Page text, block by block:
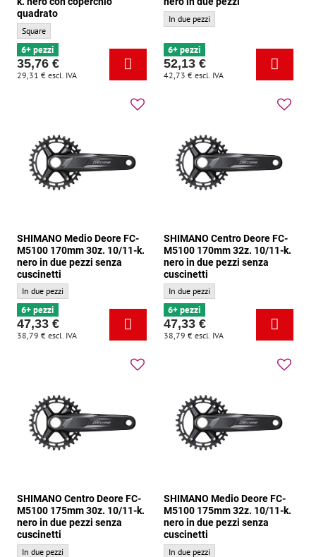
quadrato
SHIMANO Centro Acera FC-M371 175mm 48/36/26z. 9-k. nero con coperchio
Square
6+ pezzi
35,76 €
29,31 € escl. IVA
SHIMANO Centro Deore FC-M4100
In due pezzi
6+ pezzi
52,13 €
42,73 € escl. IVA
SHIMANO Medio Deore FC-
M5100 170mm 30z. 10/11-k.
nero in due pezzi senza
cuscinetti
SHIMANO Medio Deore FC-M5100 170mm 30z. 10/11-k. nero in due pezzi senza
In due pezzi
6+ pezzi
47,33 €
38,79 € escl. IVA
SHIMANO Centro Deore FC-
M5100 170mm 32z. 10/11-k.
nero in due pezzi senza
cuscinetti
SHIMANO Centro Deore FC-M5100
In due pezzi
6+ pezzi
47,33 €
38,79 € escl. IVA
SHIMANO Centro Deore FC-
M5100 175mm 30z. 10/11-k.
nero in due pezzi senza
cuscinetti
SHIMANO Centro Deore FC-M5100 175mm 30z. 10/11-k. nero in due pezzi
In due pezzi
SHIMANO Medio Deore FC-
M5100 175mm 32z. 10/11-k.
nero in due pezzi senza
cuscinetti
SHIMANO Medio Deore FC-M5100
In due pezzi